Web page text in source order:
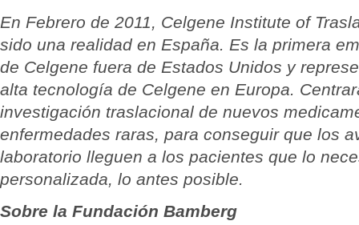
En Febrero de 2011, Celgene Institute of
sido una realidad en España. Es la primera
de Celgene fuera de Estados Unidos y
alta tecnología de Celgene en Europa.
investigación traslacional de nuevos
enfermedades raras, para conseguir que los
laboratorio lleguen a los pacientes que lo
personalizada, lo antes posible.
Sobre la Fundación Bamberg